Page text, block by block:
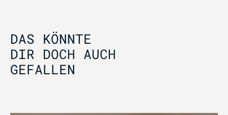
DAS KÖNNTE
DIR DOCH AUCH
GEFALLEN